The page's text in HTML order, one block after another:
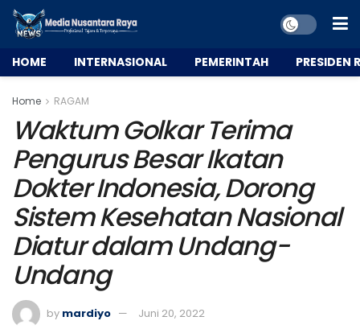
HOME INTERNASIONAL PEMERINTAH PRESIDEN
Home RAGAM
Waktum Golkar Terima
Pengurus Besar Ikatan
Dokter Indonesia, Dorong
Sistem Kesehatan Nasional
Diatur dalam Undang-
Undang
by mardiyo Juni 20, 2022